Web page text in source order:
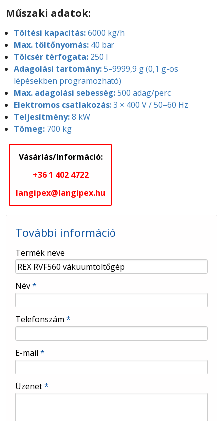
Műszaki adatok:
Töltési kapacitás:6000 kg/h
Max. töltőnyomás: 40 bar
Tölcsér térfogata: 250 l
Adagolási tartomány:5–9999,9 g (0,1 g-os
lépésekben programozható)
Max. adagolási sebesség:500 adag/perc
Elektromos csatlakozás:3 × 400 V / 50–60 Hz
Teljesítmény:8 kW
Tömeg: 700 kg
Vásárlás/Információ:
+36 1 402 4722
langipex@langipex.hu
További információ
-
Termék neve
Név*
Telefonszám *
E-mail *
Üzenet*